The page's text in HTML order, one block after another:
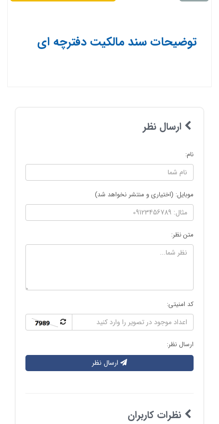
توضیحات سند مالکیت دفترچه ای
ارسال نظر
نام:
موبایل: (اختیاری و منتشر نخواهد شد)
متن نظر:
کد امنیتی:
ارسال نظر:
ارسال نظر
نظرات کاربران